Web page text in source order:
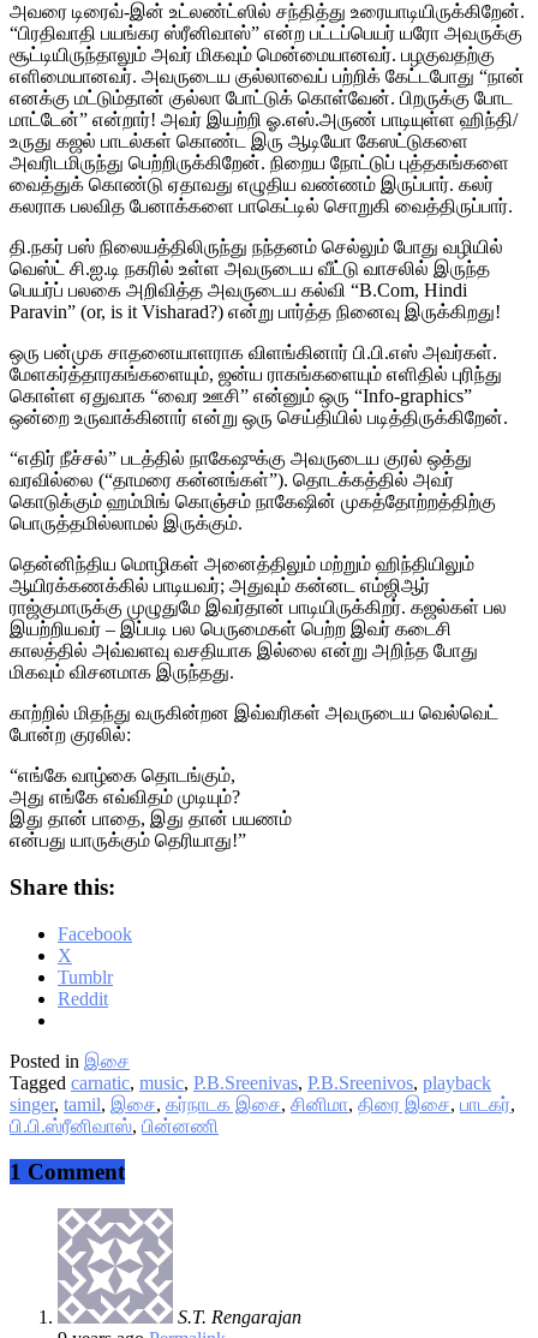
அவரை டிரைவ்-இன் உட்லண்ட்ஸில் சந்தித்து உரையாடியிருக்கிறேன்.
“பிரதிவாதி பயங்கர ஸ்ரீனிவாஸ்” என்ற பட்டப்பெயர் யரோ அவருக்கு
சூட்டியிருந்தாலும் அவர் மிகவும் மென்மையானவர். பழகுவதற்கு
எளிமையானவர். அவருடைய குல்லாவைப் பற்றிக் கேட்டபோது “நான்
எனக்கு மட்டும்தான் குல்லா போட்டுக் கொள்வேன். பிறருக்கு போட
மாட்டேன்” என்றார்! அவர் இயற்றி ஓ.எஸ்.அருண் பாடியுள்ள ஹிந்தி/
உருது கஜல் பாடல்கள் கொண்ட இரு ஆடியோ கேஸட்டுகளை
அவரிடமிருந்து பெற்றிருக்கிறேன். நிறைய நோட்டுப் புத்தகங்களை
வைத்துக் கொண்டு ஏதாவது எழுதிய வண்ணம் இருப்பார். கலர்
கலராக பலவித பேனாக்களை பாகெட்டில் சொறுகி வைத்திருப்பார்.
தி.நகர் பஸ் நிலையத்திலிருந்து நந்தனம் செல்லும் போது வழியில்
வெஸ்ட் சி.ஐ.டி நகரில் உள்ள அவருடைய வீட்டு வாசலில் இருந்த
பெயர்ப் பலகை அறிவித்த அவருடைய கல்வி “B.Com, Hindi
Paravin” (or, is it Visharad?) என்று பார்த்த நினைவு இருக்கிறது!
ஒரு பன்முக சாதனையாளராக விளங்கினார் பி.பி.எஸ் அவர்கள்.
மேளகர்த்தாரகங்களையும், ஜன்ய ராகங்களையும் எளிதில் புரிந்து
கொள்ள ஏதுவாக “வைர ஊசி” என்னும் ஒரு “Info-graphics”
ஒன்றை உருவாக்கினார் என்று ஒரு செய்தியில் படித்திருக்கிறேன்.
“எதிர் நீச்சல்” படத்தில் நாகேஷுக்கு அவருடைய குரல் ஒத்து
வரவில்லை (“தாமரை கன்னங்கள்”). தொடக்கத்தில் அவர்
கொடுக்கும் ஹம்மிங் கொஞ்சம் நாகேஷின் முகத்தோற்றத்திற்கு
பொருத்தமில்லாமல் இருக்கும்.
தென்னிந்திய மொழிகள் அனைத்திலும் மற்றும் ஹிந்தியிலும்
ஆயிரக்கணக்கில் பாடியவர்; அதுவும் கன்னட எம்ஜிஆர்
ராஜ்குமாருக்கு முழுதுமே இவர்தான் பாடியிருக்கிறர். கஜல்கள் பல
இயற்றியவர் – இப்படி பல பெருமைகள் பெற்ற இவர் கடைசி
காலத்தில் அவ்வளவு வசதியாக இல்லை என்று அறிந்த போது
மிகவும் விசனமாக இருந்தது.
காற்றில் மிதந்து வருகின்றன இவ்வரிகள் அவருடைய வெல்வெட்
போன்ற குரலில்:
“எங்கே வாழ்கை தொடங்கும்,
அது எங்கே எவ்விதம் முடியும்?
இது தான் பாதை, இது தான் பயணம்
என்பது யாருக்கும் தெரியாது!”
Share this:
Facebook
X
Tumblr
Reddit
Posted in இசை
Tagged carnatic, music, P.B.Sreenivas, P.B.Sreenivos, playback
singer, tamil, இசை, கர்நாடக இசை, சினிமா, திரை இசை, பாடகர்,
பி.பி.ஸ்ரீனிவாஸ், பின்னணி
1 Comment
S.T. Rengarajan